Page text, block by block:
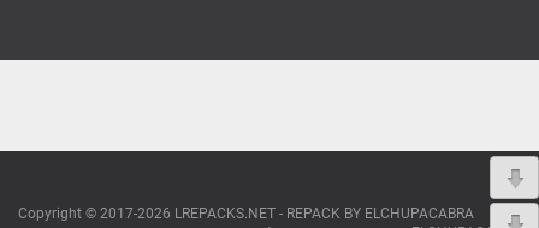
Copyright © 2017-2026 LREPACKS.NET - REPACK BY ELCHUPACABRA